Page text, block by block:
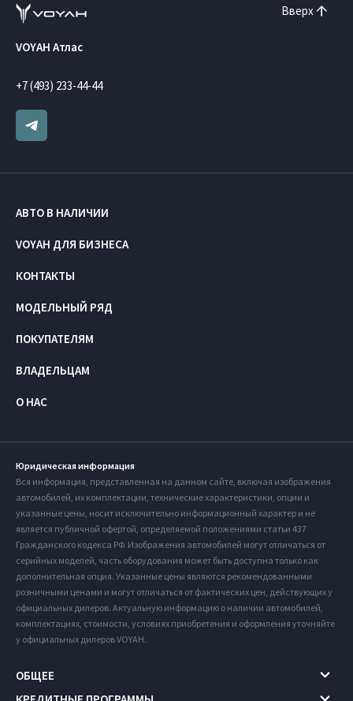
Вверх
VOYAH Атлас
+7 (493) 233-44-44
АВТО В НАЛИЧИИ
VOYAH ДЛЯ БИЗНЕСА
КОНТАКТЫ
МОДЕЛЬНЫЙ РЯД
ПОКУПАТЕЛЯМ
ВЛАДЕЛЬЦАМ
О НАС
Юридическая информация
Вся информация, представленная на данном сайте, включая изображения
автомобилей, их комплектации, технические характеристики, опции и
указанные цены, носит исключительно информационный характер и не
является публичной офертой, определяемой положениями статьи 437
Гражданского кодекса РФ. Изображения автомобилей могут отличаться от
серийных моделей, часть оборудования может быть доступна только как
дополнительная опция. Указанные цены являются рекомендованными
розничными ценами и могут отличаться от фактических цен, действующих у
официальных дилеров. Актуальную информацию о наличии автомобилей,
комплектациях, стоимости, условиях приобретения и оформления уточняйте
у официальных дилеров VOYAH.
ОБЩЕЕ